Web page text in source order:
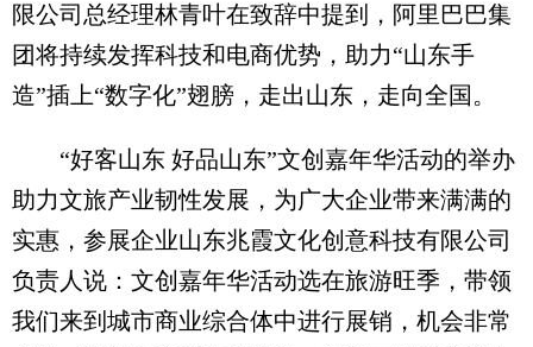
限公司总经理林青叶在致辞中提到，阿里巴巴集
团将持续发挥科技和电商优势，助力“山东手
造”插上“数字化”翅膀，走出山东，走向全国。
“好客山东 好品山东”文创嘉年华活动的举办
助力文旅产业韧性发展，为广大企业带来满满的
实惠，参展企业山东兆霞文化创意科技有限公司
负责人说：文创嘉年华活动选在旅游旺季，带领
我们来到城市商业综合体中进行展销，机会非常